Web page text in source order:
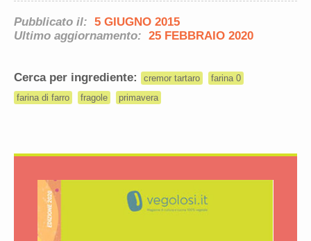
Pubblicato il: 5 GIUGNO 2015
Ultimo aggiornamento: 25 FEBBRAIO 2020
Cerca per ingrediente: cremor tartaro
farina 0
farina di farro
fragole primavera